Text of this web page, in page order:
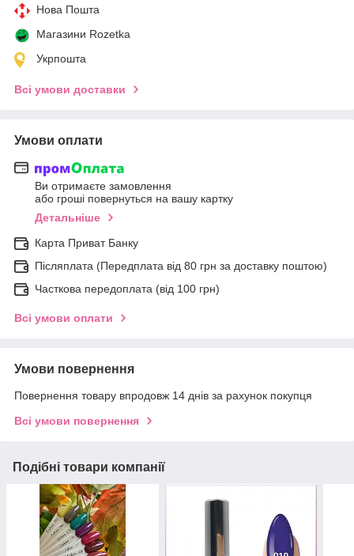
Нова Пошта
Магазини Rozetka
Укрпошта
Всі умови доставки
Умови оплати
Ви отримаєте замовлення
або гроші повернуться на вашу картку
Детальніше
Карта Приват Банку
Післяплата (Передплата від 80 грн за доставку поштою)
Часткова передоплата (від 100 грн)
Всі умови оплати
Умови повернення
Повернення товару впродовж 14 днів за рахунок покупця
Всі умови повернення
Подібні товари компанії